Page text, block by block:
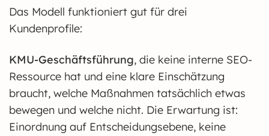
Das Modell funktioniert gut für drei
Kundenprofile:
KMU-Geschäftsführung, die keine interne SEO-
Ressource hat und eine klare Einschätzung
braucht, welche Maßnahmen tatsächlich etwas
bewegen und welche nicht. Die Erwartung ist:
Einordnung auf Entscheidungsebene, keine